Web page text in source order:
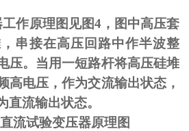
作原理图见图4 ，图中高压套
串接在高压回路中作半波整
压。当用一短路杆将高压硅堆
高电压，作为交流输出状态，
直流输出状态。
流试验变压器原理图